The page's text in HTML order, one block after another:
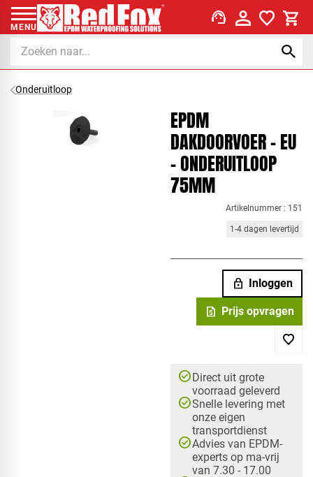
MENU support_agent
Onderuitloop
EPDM
DAKDOORVOER - EU
- ONDERUITLOOP
75MM
Artikelnummer : 151
1-4 dagen levertijd
lock Inloggen
request_quote Prijs opvragen
check_circleDirect uit grote
voorraad geleverd
check_circleSnelle levering met
onze eigen
transportdienst
check_circleAdvies van EPDM-
experts op ma-vrij
van 7.30 - 17.00